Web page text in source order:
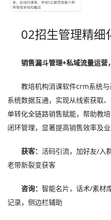
02招生管理精细
销售漏斗管理+私域流量运
教培机构消课软件crm系统
系统数据互通，实现从线索获取
单转化全链路销售赋能，帮助教
闭环管理，显著提高销售效率及业
获客：活码引流，加好友/入
老带新裂变获客
咨询：智能名片，话术/素材
记录，侧边栏辅助